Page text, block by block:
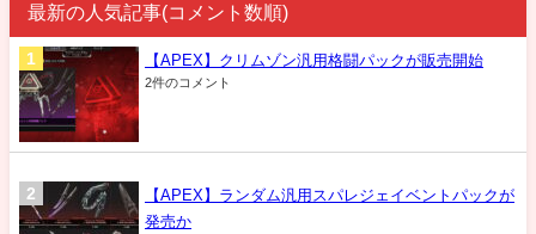
最新の人気記事(コメント数順)
【APEX】クリムゾン汎用格闘パックが販売開始
2件のコメント
【APEX】ランダム汎用スパレジェイベントパックが
発売か